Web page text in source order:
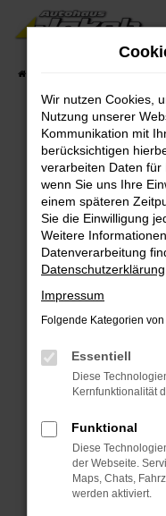
Zum
Hauptinhalt
Fehler:
Beim Laden ist ein
Hier sind ein paar
Überprüfe
Laden andere
Suchmaschine?
Prüfe deine
Manche
können das
verhindern.
Fenster?
Starte dein
Das kann
Probleme zu
Wir nutzen Cookies,
Nutzung unserer
Kommunikation mit
berücksichtigen
verarbeiten Daten für
wenn Sie uns Ihre
einem späteren
Sie die Einwilligung
Weitere
Datenverarbeitung
Datenschutzerklärung
Impressum
Folgende Kategorien
Essentiell
Diese
Kernfunktionalität
Funktional
Diese
der Webseite.
Maps, Chats,
werden aktiviert.